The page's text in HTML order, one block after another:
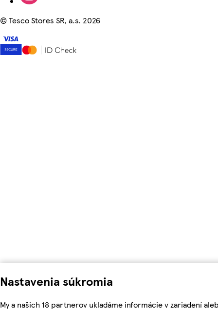
Nastavenia súkromia
My a našich 18 partnerov ukladáme informácie v zariadení
©Tesco Stores SR, a.s. 2026